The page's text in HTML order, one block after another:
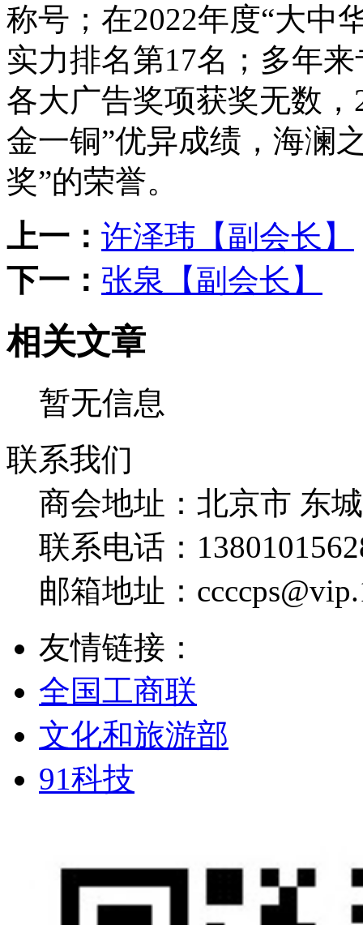
称号；在2022年度“大中
实力排名第17名；多年
各大广告奖项获奖无数
金一铜”优异成绩，海澜
奖”的荣誉。
上一： 许泽玮【副会长】
下一： 张泉【副会长】
相关文章
暂无信息
联系我们
商会地址： 北京市 东
联系电话：
邮箱地址：
友情链接：
全国工商联
文化和旅游部
91科技